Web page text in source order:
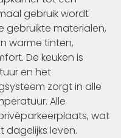
gebruik wordt
gebruikte materialen,
warme tinten,
De keuken is
en het
zorgt in alle
Alle
wat
leven.